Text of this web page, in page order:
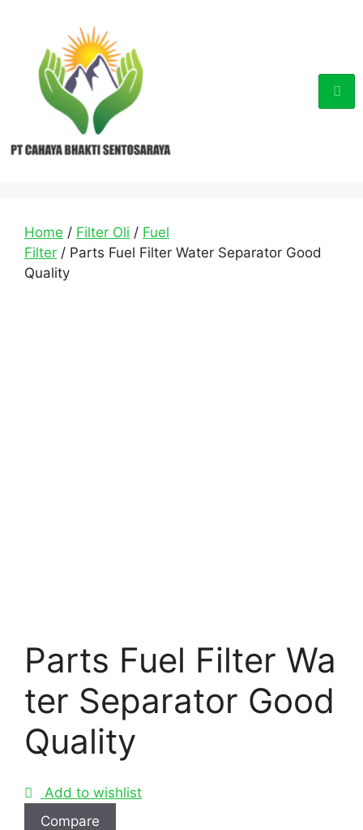
Home / Filter Oli / Fuel
Filter / Parts Fuel Filter Water Separator Good
Quality
Parts Fuel Filter Wa
ter Separator Good
Quality
Add to wishlist
Compare